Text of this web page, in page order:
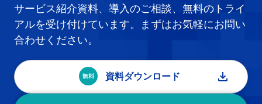
サービス紹介資料、導入のご相談、無料のトライ
アルを受け付けています。まずはお気軽にお問い
合わせください。
資料ダウンロード